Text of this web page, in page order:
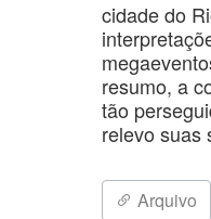
cidade do
resumo, a
tão
relevo suas
Arquivo